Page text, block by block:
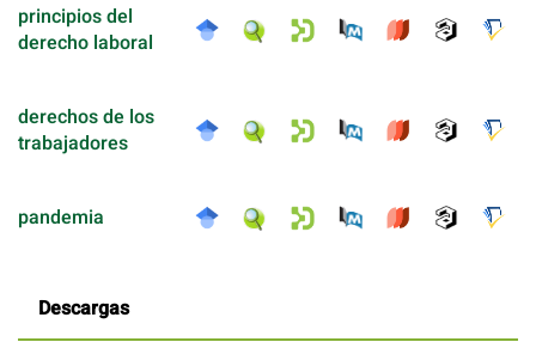
principios del
derecho laboral
derechos de los
trabajadores
pandemia
Descargas